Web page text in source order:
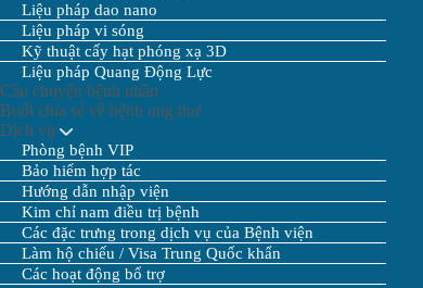
Liệu pháp dao nano
Liệu pháp vi sóng
Kỹ thuật cấy hạt phóng xạ 3D
Liệu pháp Quang Động Lực
Câu chuyện bệnh nhân
Buổi chia sẻ về bệnh ung thư
Dịch vụ
Phòng bệnh VIP
Bảo hiểm hợp tác
Hướng dẫn nhập viện
Kim chỉ nam điều trị bệnh
Các đặc trưng trong dịch vụ của Bệnh viện
Làm hộ chiếu / Visa Trung Quốc khẩn
Các hoạt động bổ trợ